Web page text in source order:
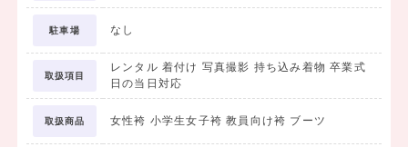
駐車場 なし
取扱項目
レンタル 着付け 写真撮影 持ち込み着物 卒業式
日の当日対応
取扱商品 女性袴 小学生女子袴 教員向け袴 ブーツ